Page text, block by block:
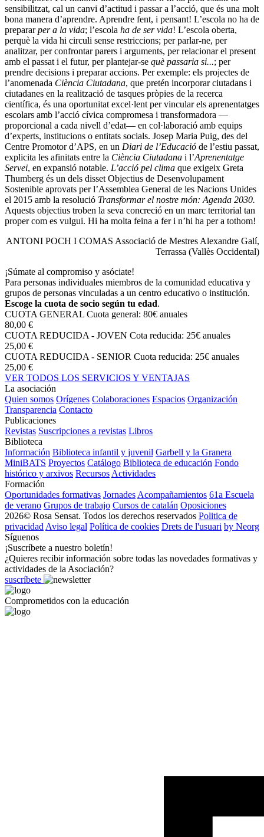
sensibilitzat, cal un canvi d’ac­titud i passar a l’acció, que és una molt
bona manera d’aprendre. Aprendre fent, i pensant! L’escola no ha de
prepararper a la vida; l’escola ha de ser vida! L’escola oberta,
perquè la vida hi circuli sense restriccions; per parlar-ne, per
analitzar, per confrontar parers i arguments, per relacionar el present
amb el passat i el futur, per plantejar-se què passaria si...; per
prendre decisions i preparar accions. Per exemple: els projectes de
l’anomenada Ciència Ciutadana, que pretén incorporar ciutadans i
ciutadanes en la realització de tasques pròpies de la recerca
científica, és una oportunitat excel·lent per vincular els aprenentatges
escolars amb l’acció cívica compromesa i transformadora —
proporcio­nal a cada nivell d’edat— en col·laboració amb equips
d’experts, institucions o entitats socials. Josep Maria Puig, des del
Centre Promotor d’APS, en un Diari de l’Educació de l’estiu passat,
explicita les afinitats entre la Ciència Ciutadana i l’Aprenentatge
Servei, en expansió notable. L’acció pel clima que exigeix Greta
Thum­berg és un dels disset Objectius de Des­envolupament
Sostenible aprovats per l’Assemblea General de les Nacions Unides
el 2015 amb la resolució Transformar el nostre món: Agenda 2030.
Aquests objec­tius troben la seva concreció en un marc territorial tan
proper com es vulgui. Hi ha molta feina a fer i n’hi ha per a tothom!
ANTONI POCH I COMAS Associació de Mestres Alexandre Galí,
Terrassa (Vallès Occidental)
¡Súmate al compromiso y asóciate!
Para personas individuales miembros de la comunidad educativa y
grupos de personas vinculadas a un centro educativo o institución.
Escoge la cuota de socio según tu edad.
CUOTA GENERAL Cuota general: 80€ anuales
80,00 €
CUOTA REDUCIDA - JOVEN Cota reducida: 25€ anuales
25,00 €
CUOTA REDUCIDA - SENIOR Cuota reducida: 25€ anuales
25,00 €
VER TODOS LOS SERVICIOS Y VENTAJAS
La asociación
Quien somos Orígenes Colaboraciones Espacios Organización
Transparencia Contacto
Publicaciones
Revistas Suscripciones a revistas Libros
Biblioteca
Información Biblioteca infantil y juvenil Garbell y la Granera
MiniBATS Proyectos Catálogo Biblioteca de educación Fondo
histórico y arxivos Recursos Actividades
Formación
Oportunidades formativas Jornades Acompañamientos 61a Escuela
de verano Grupos de trabajo Cursos de catalán Oposiciones
2026© Rosa Sensat. Todos los derechos reservados Politica de
privacidad Aviso legal Política de cookies Drets de l'usuari by Neorg
Síguenos
¡Suscríbete a nuestro boletín!
¿Quieres recibir información sobre todas las novedades formativas y
actividades de la Asociación?
suscríbete
Comprometidos con la educación